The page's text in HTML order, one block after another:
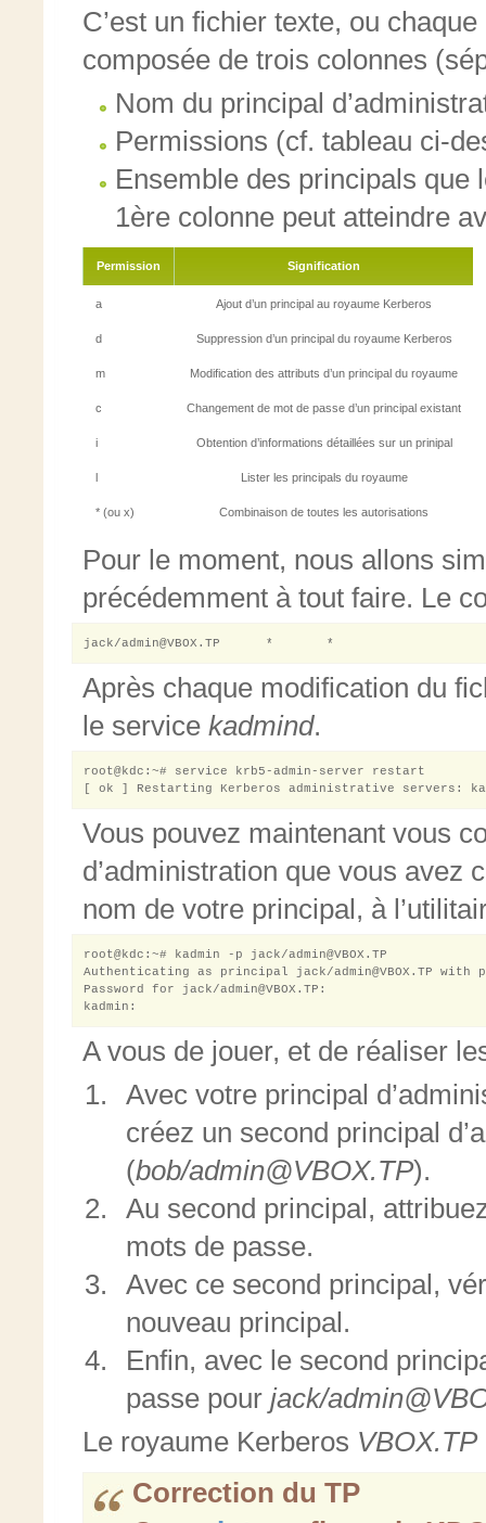
C’est un fichier texte, ou
composée de trois colonnes
Nom du principal
Permissions (cf. tableau ci-
Ensemble des principals que
1ère colonne peut atteindre
Permission Signification
a Ajout d’un principal au royaume Kerberos
d Suppression d’un principal du royaume Kerberos
m Modification des attributs d’un principal du royaume
c Changement de mot de passe d’un principal existant
i Obtention d’informations détaillées sur un prinipal
l Lister les principals du royaume
* (ou x) Combinaison de toutes les autorisations
Pour le moment, nous allons
précédemment à tout faire. Le
Après chaque modification du
le service kadmind.
root@kdc:~# service krb5-admin-server restart
Vous pouvez maintenant vous
d’administration que vous avez
nom de votre principal, à
root@kdc:~# kadmin -p jack/admin@VBOX.TP
Authenticating as principal jack/admin@VBOX.TP with
Password for jack/admin@VBOX.TP:
A vous de jouer, et de réaliser
Avec votre principal
créez un second principal
(bob/admin@VBOX.TP).
Au second principal,
mots de passe.
Avec ce second principal,
nouveau principal.
Enfin, avec le second
passe pour jack/
Le royaume Kerberos VBOX.TP
Correction du TP